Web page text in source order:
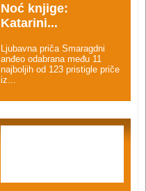
Noć knjige:
Katarini...
Ljubavna priča Smaragdni
anđeo odabrana među 11
najboljih od 123 pristigle priče
iz...